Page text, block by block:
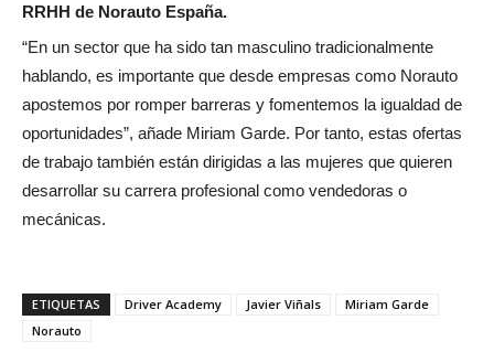
RRHH de Norauto España.
“En un sector que ha sido tan masculino tradicionalmente
hablando, es importante que desde empresas como Norauto
apostemos por romper barreras y fomentemos la igualdad de
oportunidades”, añade Miriam Garde. Por tanto, estas ofertas
de trabajo también están dirigidas a las mujeres que quieren
desarrollar su carrera profesional como vendedoras o
mecánicas.
ETIQUETAS Driver Academy Javier Viñals
Miriam Garde
Norauto